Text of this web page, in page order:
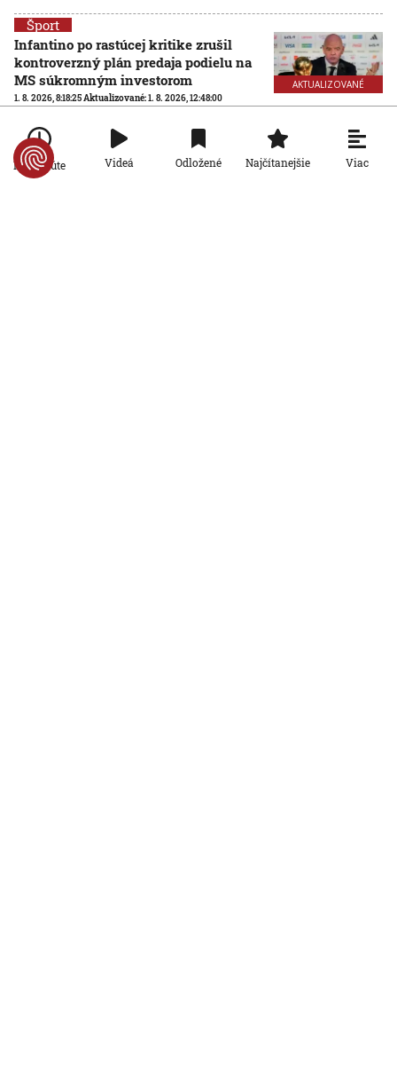
AKTUALIZOVANÉ
Šport
Infantino po rastúcej kritike zrušil
kontroverzný plán predaja podielu na
MS súkromným investorom
1. 8. 2026, 8:18:25Aktualizované:1. 8. 2026, 12:48:00
Šport
Futbalové MS so 64 účastníkmi? FIFA
hľadá nezávislú spoločnosť na
Po minúte Videá Odložené Najčítanejšie Viac